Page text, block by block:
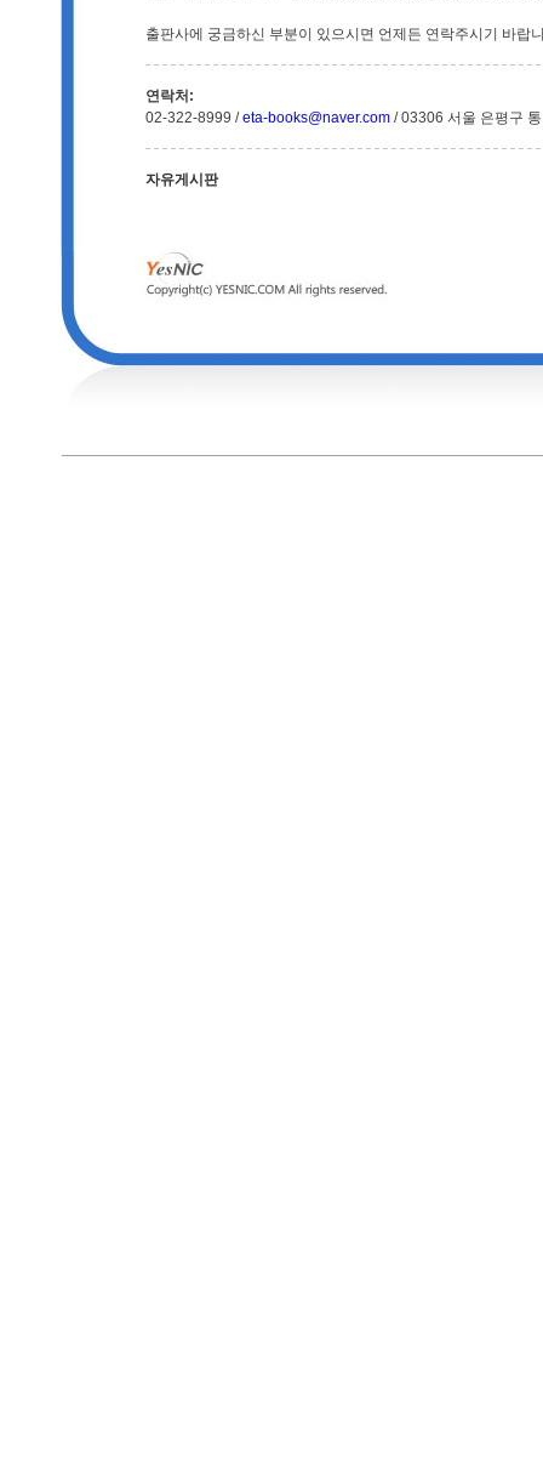
출판사에 궁금하신 부분이 있으시면 언제든 연락주시기 바랍
연락처:
02-322-8999 /eta-books@naver.com / 03306 서울 은평구
자유게시판